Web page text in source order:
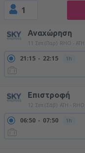
1
Αναχώρηση
11 Σεπ (Παρ) RHO - ATH
21:15 22:15 1h
Επιστροφή
12 Σεπ (Σάβ) ATH - RHO
06:50 07:50 1h